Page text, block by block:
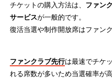
チケットの購入方法は、 ファン
サービスが一般的です。
復活当選や制作開放席はファン
ファンクラブ先行は最速でチケ
れる席数が多いため当選確率が